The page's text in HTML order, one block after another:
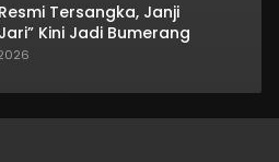
Tersangka, Janji
Kini Jadi Bumerang